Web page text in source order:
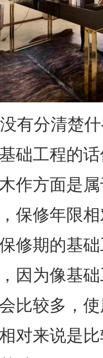
有分清楚
础工程的
作方面是
保修年限
修期的基
因为像基
比较多，
对来说是